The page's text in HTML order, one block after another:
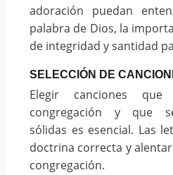
adoración puedan
palabra de Dios, la
de integridad y santidad
SELECCIÓN DE
Elegir canciones
congregación y que
sólidas es esencial. Las
doctrina correcta y
congregación.